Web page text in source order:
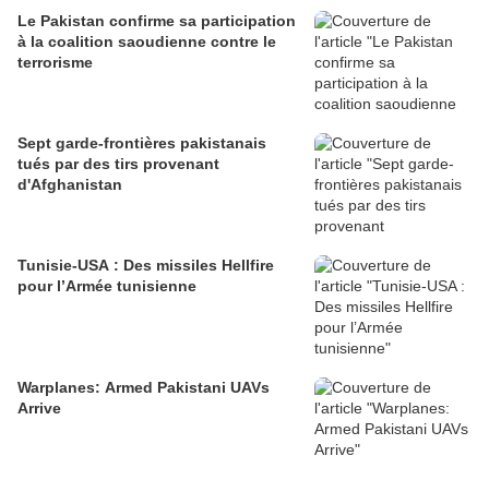
Le Pakistan confirme sa participation
à la coalition saoudienne contre le
terrorisme
Sept garde-frontières pakistanais
tués par des tirs provenant
d'Afghanistan
Tunisie-USA : Des missiles Hellfire
pour l’Armée tunisienne
Warplanes: Armed Pakistani UAVs
Arrive